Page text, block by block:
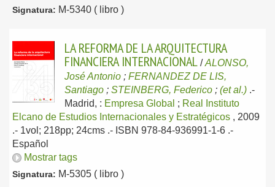
Signatura: M-5340 ( libro )
LA REFORMA DE LA ARQUITECTURA
FINANCIERA INTERNACIONAL /ALONSO,
José Antonio ; FERNANDEZ DE LIS,
Santiago ; STEINBERG, Federico ; (et al.) .-
Madrid, : Empresa Global ; Real Instituto
Elcano de Estudios Internacionales y Estratégicos , 2009
.- 1vol; 218pp; 24cms .- ISBN 978-84-936991-1-6 .-
Español
Mostrar tags
Signatura: M-5305 ( libro )